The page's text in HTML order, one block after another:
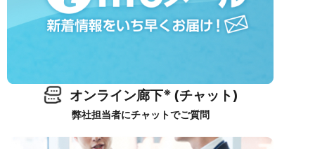
オンライン廊下※ (チャット)
弊社担当者にチャットでご質問